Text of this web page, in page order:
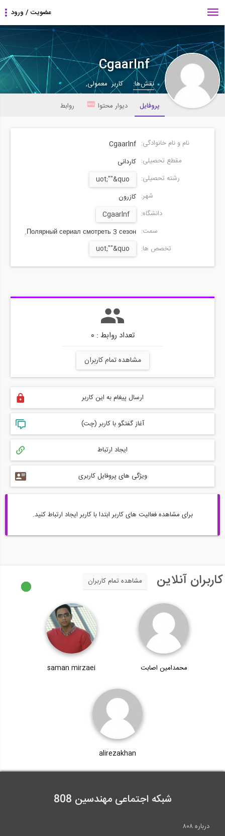
Cgaarlnf
نقش‌ها:
کاربر معمولی,
پروفایل
دیوار محتوا روابط
نام و نام خانوادگی: Cgaarlnf
مقطع تحصیلی: کاردانی
رشته تحصیلی:
uot;""&quo
شهر: کازرون
دانشگاه:
Cgaarlnf
سمت: Полярный сериал смотреть 3 сезон.
تخصص ها:
uot;""&quo
تعداد روابط : 0
مشاهده تمام کاربران
ارسال پیغام به این کاربر
آغاز گفتگو با کاربر (چت)
ایجاد ارتباط
ویژگی های پروفایل کاربری
برای مشاهده فعالیت های کاربر ابتدا با کاربر ایجاد ارتباط کنید.
کاربران آنلاین مشاهده تمام کاربران
محمدامین اصابت saman mirzaei
alirezakhan
شبکه اجتماعی مهندسین 808
درباره ۸۰۸